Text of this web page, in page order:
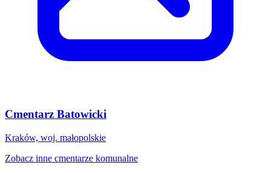
Cmentarz Batowicki
Kraków, woj. małopolskie
Zobacz inne cmentarze komunalne